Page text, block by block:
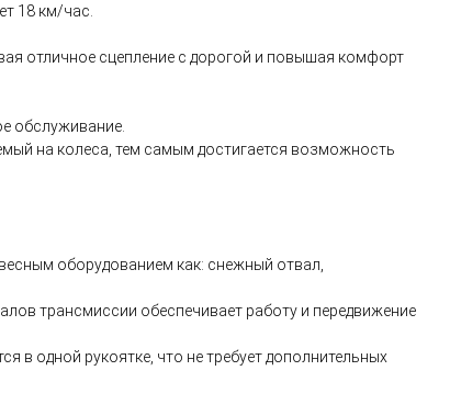
18 км/час.
отличное сцепление с дорогой и повышая комфорт
обслуживание.
на колеса, тем самым достигается возможность
оборудованием как: снежный отвал,
трансмиссии обеспечивает работу и передвижение
в одной рукоятке, что не требует дополнительных